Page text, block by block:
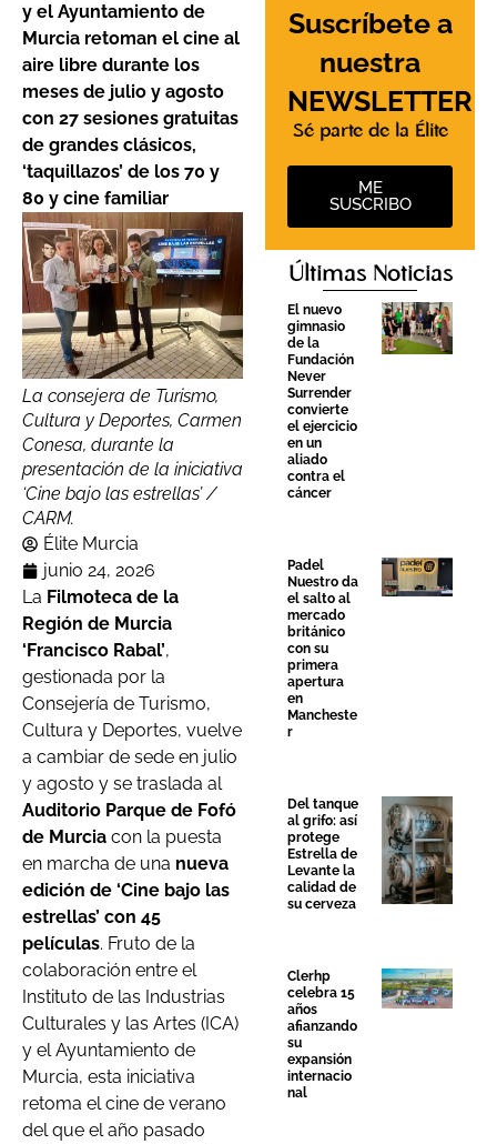
y el Ayuntamiento de
Murcia retoman el cine al
aire libre durante los
meses de julio y agosto
con 27 sesiones gratuitas
de grandes clásicos,
‘taquillazos’ de los 70 y
80 y cine familiar
La consejera de Turismo,
Cultura y Deportes, Carmen
Conesa, durante la
presentación de la iniciativa
‘Cine bajo las estrellas’ /
CARM.
Élite Murcia
junio 24, 2026
La Filmoteca de la
Región de Murcia
‘Francisco Rabal’,
gestionada por la
Consejería de Turismo,
Cultura y Deportes, vuelve
a cambiar de sede en julio
y agosto y se traslada al
Auditorio Parque de Fofó
de Murcia con la puesta
en marcha de una nueva
edición de ‘Cine bajo las
estrellas’ con 45
películas. Fruto de la
colaboración entre el
Instituto de las Industrias
Culturales y las Artes (ICA)
y el Ayuntamiento de
Murcia, esta iniciativa
retoma el cine de verano
del que el año pasado
Suscríbete a
nuestra
NEWSLETTER
Sé parte de la Élite
ME
SUSCRIBO
Últimas Noticias
El nuevo
gimnasio
de la
Fundación
Never
Surrender
convierte
el ejercicio
en un
aliado
contra el
cáncer
Padel
Nuestro da
el salto al
mercado
británico
con su
primera
apertura
en
Mancheste
r
Del tanque
al grifo: así
protege
Estrella de
Levante la
calidad de
su cerveza
Clerhp
celebra 15
años
afianzando
su
expansión
internacio
nal